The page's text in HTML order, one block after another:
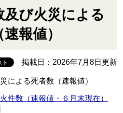
及び火災による
報値）
掲載日：2026年7月8日更新
による死者数（速報値）
件数（速報値・６月末現在）